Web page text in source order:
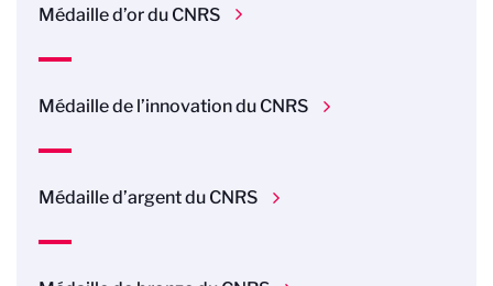
Médaille d’or du CNRS
Médaille de l’innovation du CNRS
Médaille d’argent du CNRS